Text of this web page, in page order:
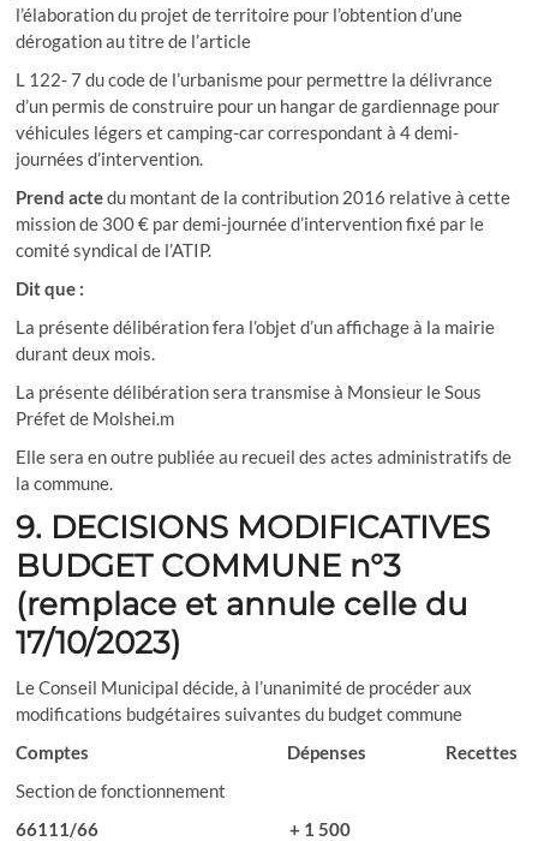
l’élaboration du projet de territoire pour l’obtention d’une
dérogation au titre de l’article
L 122- 7 du code de l’urbanisme pour permettre la délivrance
d’un permis de construire pour un hangar de gardiennage pour
véhicules légers et camping-car correspondant à 4 demi-
journées d’intervention.
Prend actedu montant de la contribution 2016 relative à cette
mission de 300 € par demi-journée d’intervention fixé par le
comité syndical de l’ATIP.
Dit que :
La présente délibération fera l’objet d’un affichage à la mairie
durant deux mois.
La présente délibération sera transmise à Monsieur le Sous
Préfet de Molshei.m
Elle sera en outre publiée au recueil des actes administratifs de
la commune.
9. DECISIONS MODIFICATIVES
BUDGET COMMUNE n°3
(remplace et annule celle du
17/10/2023)
Le Conseil Municipal décide, à l’unanimité de procéder aux
modifications budgétaires suivantes du budget commune
Comptes Dépenses Recettes
Section de fonctionnement
66111/66 + 1 500